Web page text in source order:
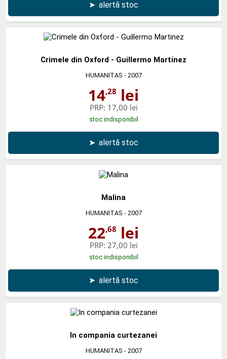
➤ alertă stoc
Crimele din Oxford - Guillermo Martinez
HUMANITAS - 2007
14,28 lei
PRP: 17,00 lei
stoc indisponibil
➤ alertă stoc
Malina
HUMANITAS - 2007
22,68 lei
PRP: 27,00 lei
stoc indisponibil
➤ alertă stoc
In compania curtezanei
HUMANITAS - 2007